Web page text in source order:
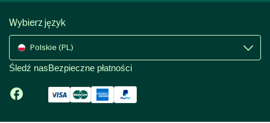
Wybierz język
Polskie (PL)
Śledź nasBezpieczne płatności